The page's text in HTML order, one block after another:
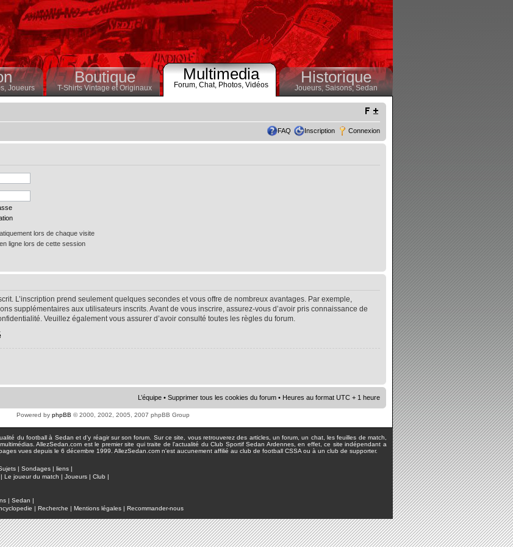
Joueurs
Boutique
T-Shirts Vintage et Originaux
Multimedia
Forum, Chat, Photos, Vidéos Historique
Joueurs, Saisons,Sedan
FAQ Inscription Connexion
lors de chaque visite
ligne lors de cette session
L’inscription prend seulement quelques secondes et vous offre de nombreux avantages. Par exemple,
supplémentaires aux utilisateurs inscrits. Avant de vous inscrire, assurez-vous d’avoir pris connaissance de
Veuillez également vous assurer d’avoir consulté toutes les règles du forum.
L’équipe • Supprimer tous les cookies du forum • Heures au format UTC + 1 heure
Powered by phpBB © 2000, 2002, 2005, 2007 phpBB Group
du football à Sedan et d'y réagir sur son forum. Sur ce site, vous retrouverez des articles, un forum, un chat, les feuilles de match,
AllezSedan.com est le premier site qui traite de l'actualité du Club Sportif Sedan Ardennes, en effet, ce site indépendant a
vues depuis le 6 décembre 1999. AllezSedan.com n'est aucunement affilié au club de football CSSA ou à un club de supporter.
| Sondages | liens |
| Le joueur du match | Joueurs | Club |
| Sedan |
| Recherche | Mentions légales | Recommander-nous